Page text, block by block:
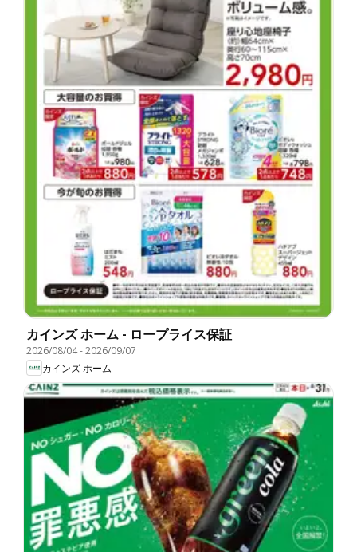
カインズ ホーム - ロープライス保証
2026/08/04-2026/09/07
カインズ ホーム